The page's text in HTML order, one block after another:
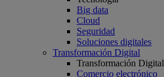
Big data
Cloud
Seguridad
Soluciones digitales
Transformación Digital
Transformación Digital
Comercio electrónico